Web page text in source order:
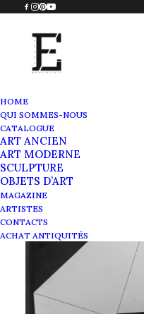
HOME
QUI SOMMES-NOUS
CATALOGUE
ART ANCIEN
ART MODERNE
SCULPTURE
OBJETS D’ART
MAGAZINE
ARTISTES
CONTACTS
ACHAT ANTIQUITÉS